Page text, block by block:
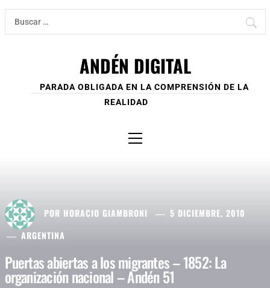
Ir
contenido
Buscar:
ANDÉN DIGITAL
PARADA OBLIGADA EN LA COMPRENSIÓN DE LA
REALIDAD
principal
POR HORACIO GIAMBRONI
5 DICIEMBRE, 2010
ARGENTINA
Puertas abiertas a los migrantes – 1852: La
organización nacional – Andén 51